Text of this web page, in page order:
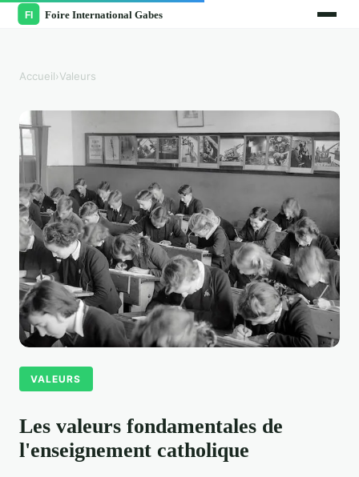
Accueil›Valeurs
VALEURS
Les valeurs fondamentales de
l'enseignement catholique